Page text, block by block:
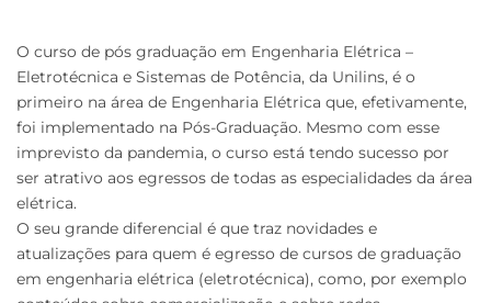
O curso de pós graduação em Engenharia Elétrica –
Eletrotécnica e Sistemas de Potência, da Unilins, é o
primeiro na área de Engenharia Elétrica que, efetivamente,
foi implementado na Pós-Graduação. Mesmo com esse
imprevisto da pandemia, o curso está tendo sucesso por
ser atrativo aos egressos de todas as especialidades da área
elétrica.
O seu grande diferencial é que traz novidades e
atualizações para quem é egresso de cursos de graduação
em engenharia elétrica (eletrotécnica), como, por exemplo